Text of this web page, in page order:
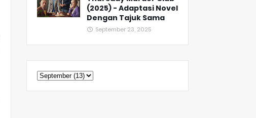
(2025) - Adaptasi Novel
Dengan Tajuk Sama
September 23, 2025